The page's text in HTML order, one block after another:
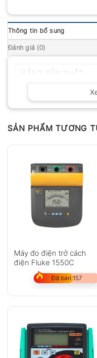
Thông tin bổ sung
Đánh giá (0)
SẢN PHẨM TƯƠNG
Máy đo điện trở cách
điện Fluke 1550C
Đã bán 157